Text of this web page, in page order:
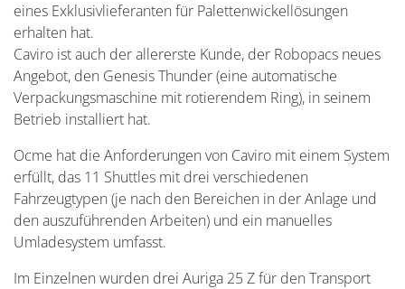
eines Exklusivlieferanten für Palettenwickellösungen
erhalten hat.
Caviro ist auch der allererste Kunde, der Robopacs neues
Angebot, den Genesis Thunder (eine automatische
Verpackungsmaschine mit rotierendem Ring), in seinem
Betrieb installiert hat.
Ocme hat die Anforderungen von Caviro mit einem System
erfüllt, das 11 Shuttles mit drei verschiedenen
Fahrzeugtypen (je nach den Bereichen in der Anlage und
den auszuführenden Arbeiten) und ein manuelles
Umladesystem umfasst.
Im Einzelnen wurden drei Auriga 25 Z für den Transport